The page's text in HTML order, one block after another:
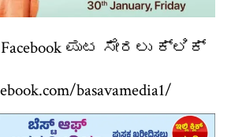
ಪುಟ ಸೇರಲು ಕ್ಲಿಕ್
basavamedia1/